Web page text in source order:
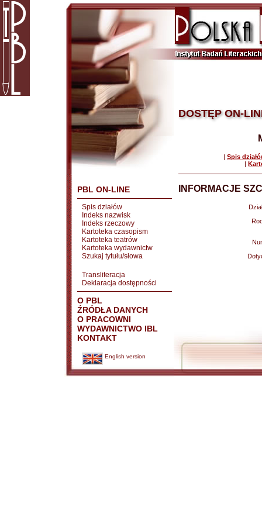
PBL ON-LINE
Spis działów
Indeks nazwisk
Indeks rzeczowy
Kartoteka czasopism
Kartoteka teatrów
Kartoteka wydawnictw
Szukaj tytułu/słowa
Transliteracja
Deklaracja dostępności
O PBL
ŹRÓDŁA DANYCH
O PRACOWNI
WYDAWNICTWO IBL
KONTAKT
English version
DOSTĘP ON-
| Spis
|
INFORMACJE